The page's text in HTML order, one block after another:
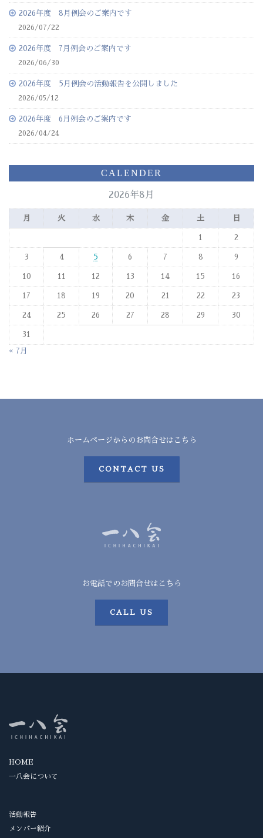
2026年度 8月例会のご案内です
2026/07/22
2026年度 7月例会のご案内です
2026/06/30
2026年度 5月例会の活動報告を公開しました
2026/05/12
2026年度 6月例会のご案内です
2026/04/24
CALENDER
2026年8月
月 火 水 木 金 土 日
1 2
3 4 5 6 7 8 9
10 11 12 13 14 15 16
17 18 19 20 21 22 23
24 25 26 27 28 29 30
31
« 7月
ホームページからのお問合せはこちら
CONTACT US
お電話でのお問合せはこちら
CALL US
HOME
一八会について
活動報告
メンバー紹介